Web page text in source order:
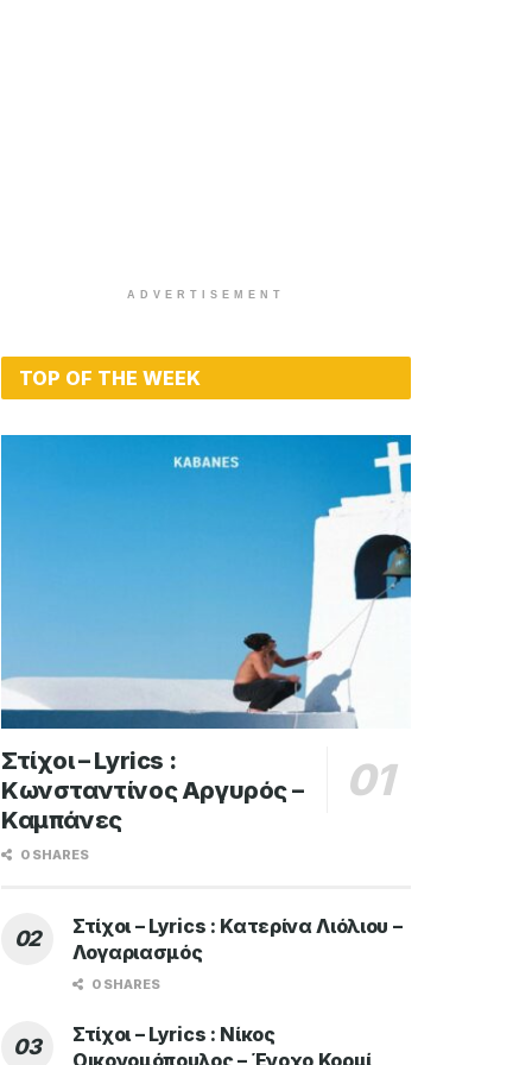
ADVERTISEMENT
TOP OF THE WEEK
Στίχοι – Lyrics :
Κωνσταντίνος Αργυρός –
Καμπάνες
0 SHARES
Στίχοι – Lyrics : Κατερίνα Λιόλιου –
Λογαριασμός
0 SHARES
Στίχοι – Lyrics : Νίκος
Οικονομόπουλος – Ένοχο Κορμί